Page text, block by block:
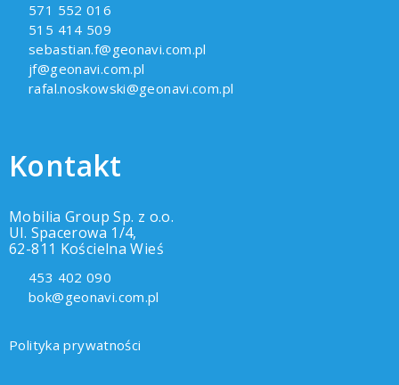
571 552 016
515 414 509
sebastian.f@geonavi.com.pl
jf@geonavi.com.pl
rafal.noskowski@geonavi.com.pl
Kontakt
Mobilia Group Sp. z o.o.
Ul. Spacerowa 1/4,
62-811 Kościelna Wieś
453 402 090
bok@geonavi.com.pl
Polityka prywatności